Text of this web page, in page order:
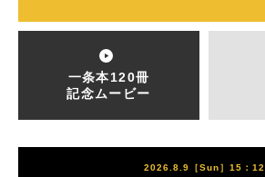
一条本120冊
記念ムービー
2026.8.9［Sun］15：12